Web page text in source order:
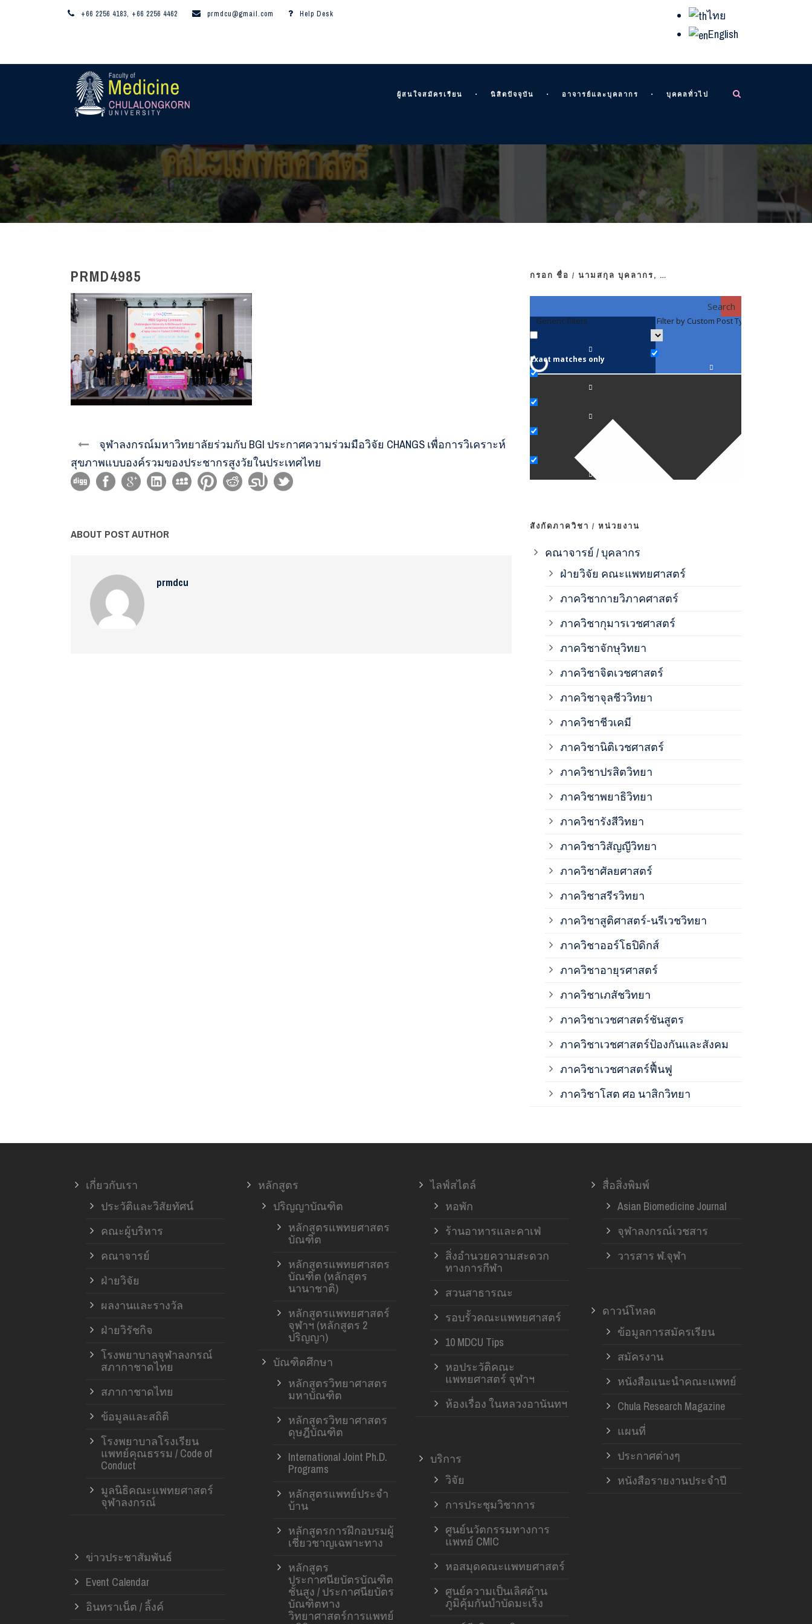
+66 2256 4183, +66 2256 4462 prmdcu@gmail.com Help Desk
ไทย
English
ผู้สนใจสมัครเรียน นิสิตปัจจุบัน อาจารย์และบุคลากร บุคคลทั่วไป
PRMD4985
จุฬาลงกรณ์มหาวิทยาลัยร่วมกับ BGI ประกาศความร่วมมือวิจัย CHANGS เพื่อการวิเคราะห์
สุขภาพแบบองค์รวมของประชากรสูงวัยในประเทศไทย
ABOUT POST AUTHOR
prmdcu
กรอก ชื่อ / นามสกุล บุคลากร, …
Search
Generic filters
Exact matches only
Filter by Custom Post Type
สังกัดภาควิชา / หน่วยงาน
คณาจารย์ / บุคลากร
ฝ่ายวิจัย คณะแพทยศาสตร์
ภาควิชากายวิภาคศาสตร์
ภาควิชากุมารเวชศาสตร์
ภาควิชาจักษุวิทยา
ภาควิชาจิตเวชศาสตร์
ภาควิชาจุลชีววิทยา
ภาควิชาชีวเคมี
ภาควิชานิติเวชศาสตร์
ภาควิชาปรสิตวิทยา
ภาควิชาพยาธิวิทยา
ภาควิชารังสีวิทยา
ภาควิชาวิสัญญีวิทยา
ภาควิชาศัลยศาสตร์
ภาควิชาสรีรวิทยา
ภาควิชาสูติศาสตร์-นรีเวชวิทยา
ภาควิชาออร์โธปิดิกส์
ภาควิชาอายุรศาสตร์
ภาควิชาเภสัชวิทยา
ภาควิชาเวชศาสตร์ชันสูตร
ภาควิชาเวชศาสตร์ป้องกันและสังคม
ภาควิชาเวชศาสตร์ฟื้นฟู
ภาควิชาโสต ศอ นาสิกวิทยา
เกี่ยวกับเรา
ประวัติและวิสัยทัศน์
คณะผู้บริหาร
คณาจารย์
ฝ่ายวิจัย
ผลงานและรางวัล
ฝ่ายวิรัชกิจ
โรงพยาบาลจุฬาลงกรณ์
สภากาชาดไทย
สภากาชาดไทย
ข้อมูลและสถิติ
โรงพยาบาลโรงเรียน
แพทย์คุณธรรม / Code of
Conduct
มูลนิธิคณะแพทยศาสตร์
จุฬาลงกรณ์
ข่าวประชาสัมพันธ์
Event Calendar
อินทราเน็ต / ลิ้งค์
หลักสูตร
ปริญญาบัณฑิต
หลักสูตรแพทยศาสตร
บัณฑิต
หลักสูตรแพทยศาสตร
บัณฑิต (หลักสูตร
นานาชาติ)
หลักสูตรแพทยศาสตร์
จุฬาฯ (หลักสูตร 2
ปริญญา)
บัณฑิตศึกษา
หลักสูตรวิทยาศาสตร
มหาบัณฑิต
หลักสูตรวิทยาศาสตร
ดุษฎีบัณฑิต
International Joint Ph.D.
Programs
หลักสูตรแพทย์ประจำ
บ้าน
หลักสูตรการฝึกอบรมผู้
เชี่ยวชาญเฉพาะทาง
หลักสูตร
ประกาศนียบัตรบัณฑิต
ชั้นสูง / ประกาศนียบัตร
บัณฑิตทาง
วิทยาศาสตร์การแพทย์
ไลฟ์สไตล์
หอพัก
ร้านอาหารและคาเฟ่
สิ่งอำนวยความสะดวก
ทางการกีฬา
สวนสาธารณะ
รอบรั้วคณะแพทยศาสตร์
10 MDCU Tips
หอประวัติคณะ
แพทยศาสตร์ จุฬาฯ
ห้องเรื่อง ในหลวงอานันทฯ
บริการ
วิจัย
การประชุมวิชาการ
ศูนย์นวัตกรรมทางการ
แพทย์ CMIC
หอสมุดคณะแพทยศาสตร์
ศูนย์ความเป็นเลิศด้าน
ภูมิคุ้มกันบำบัดมะเร็ง
สื่อสิ่งพิมพ์
Asian Biomedicine Journal
จุฬาลงกรณ์เวชสาร
วารสาร ฬ.จุฬา
ดาวน์โหลด
ข้อมูลการสมัครเรียน
สมัครงาน
หนังสือแนะนำคณะแพทย์
Chula Research Magazine
แผนที่
ประกาศต่างๆ
หนังสือรายงานประจำปี